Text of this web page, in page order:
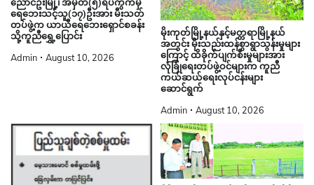
ညောင်ဦးမြို့၊ အမှတ်(၅)ရပ်ကွက်မှ
ရေဘေးသင့်သူ(၁၇)ဦးအား မီးသတ်
တပ်ဖွဲ့က ယာယီရေဘေးရှောင်စခန်း
သို့ကူညီရွှေ့ပြောင်း
Admin August 10, 2026
မိုးကုတ်မြို့နယ်နှင့်မတ္တရာမြို့နယ်
အတွင်း မိုးသည်းထန်စွာရွာသွန်းမှုများ
ကြောင့် ထိခိုက်ပျက်စီးမှုများအား
လုံခြုံရေးတပ်ဖွဲ့ဝင်များက ကူညီ
ကယ်ဆယ်ရေးလုပ်ငန်းများ
ဆောင်ရွက်
Admin August 10, 2026